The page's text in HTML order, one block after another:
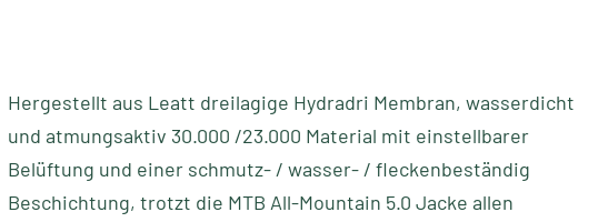
Hergestellt aus Leatt dreilagige Hydradri Membran, wasserdicht
und atmungsaktiv 30.000 /23.000 Material mit einstellbarer
Belüftung und einer schmutz- / wasser- / fleckenbeständig
Beschichtung, trotzt die MTB All-Mountain 5.0 Jacke allen